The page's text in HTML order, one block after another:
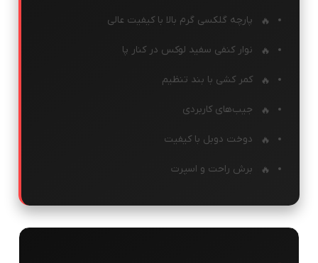
پارچه گلکسی گرم بالا با کیفیت عالی
نوار کنفی سفید لوکس در کنار پا
کمر کشی با بند تنظیم
جیب‌های کاربردی
دوخت دوبل با کیفیت
برش راحت و اسپرت